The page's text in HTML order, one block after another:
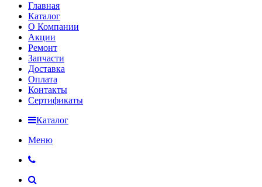
Главная
Каталог
О Компании
Акции
Ремонт
Запчасти
Доставка
Оплата
Контакты
Сертификаты
Каталог
Меню